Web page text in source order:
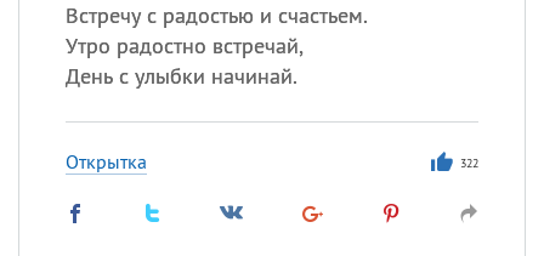
Встречу с радостью и счастьем.
Утро радостно встречай,
День с улыбки начинай.
Открытка 322